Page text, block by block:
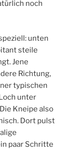
noch
unten
steile
Jene
Richtung,
typischen
unter
Kneipe also
Dort pulst
paar Schritte